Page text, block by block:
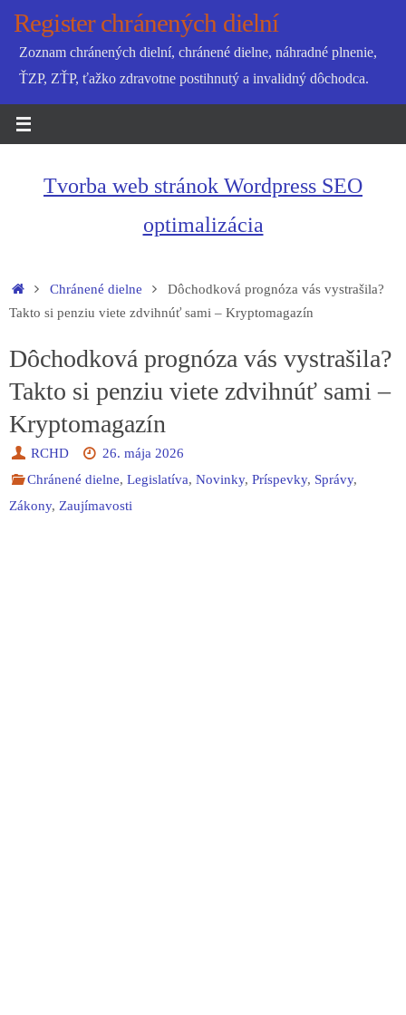
SkipRegister chránených dielní
Zoznam chránených dielní, chránené dielne, náhradné plnenie,
ŤZP, ZŤP, ťažko zdravotne postihnutý a invalidný dôchodca.
Tvorba web stránok Wordpress SEO
optimalizácia
HomeChránené dielne
Dôchodková prognóza vás vystrašila?
Takto si penziu viete zdvihnúť sami – Kryptomagazín
Dôchodková prognóza vás vystrašila?
Takto si penziu viete zdvihnúť sami –
Kryptomagazín
RCHD
26. mája 2026
Chránené dielne,Legislatíva,Novinky,Príspevky, Správy,
Zákony, Zaujímavosti